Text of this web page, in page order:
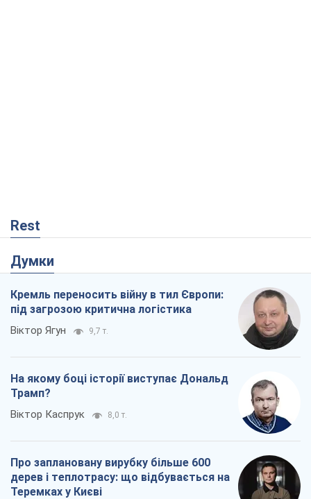
Rest
Думки
Кремль переносить війну в тил Європи:
під загрозою критична логістика
Віктор Ягун 9,7 т.
На якому боці історії виступає Дональд
Трамп?
Віктор Каспрук 8,0 т.
Про заплановану вирубку більше 600
дерев і теплотрасу: що відбувається на
Теремках у Києві